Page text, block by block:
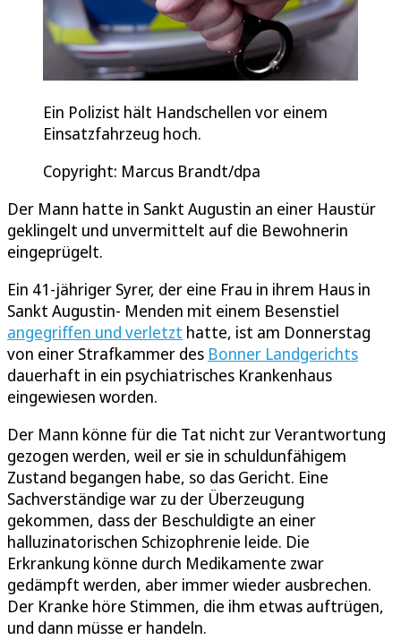
Ein Polizist hält Handschellen vor einem
Einsatzfahrzeug hoch.
Copyright: Marcus Brandt/dpa
Der Mann hatte in Sankt Augustin an einer Haustür
geklingelt und unvermittelt auf die Bewohnerin
eingeprügelt.
Ein 41-jähriger Syrer, der eine Frau in ihrem Haus in
Sankt Augustin- Menden mit einem Besenstiel
angegriffen und verletzt hatte, ist am Donnerstag
von einer Strafkammer des Bonner Landgerichts
dauerhaft in ein psychiatrisches Krankenhaus
eingewiesen worden.
Der Mann könne für die Tat nicht zur Verantwortung
gezogen werden, weil er sie in schuldunfähigem
Zustand begangen habe, so das Gericht. Eine
Sachverständige war zu der Überzeugung
gekommen, dass der Beschuldigte an einer
halluzinatorischen Schizophrenie leide. Die
Erkrankung könne durch Medikamente zwar
gedämpft werden, aber immer wieder ausbrechen.
Der Kranke höre Stimmen, die ihm etwas auftrügen,
und dann müsse er handeln.